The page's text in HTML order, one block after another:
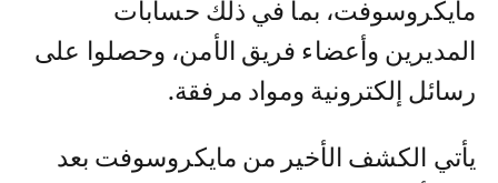
مايكروسوفت، بما في ذلك حسابات
المديرين وأعضاء فريق الأمن، وحصلوا على
رسائل إلكترونية ومواد مرفقة.
يأتي الكشف الأخير من مايكروسوفت بعد